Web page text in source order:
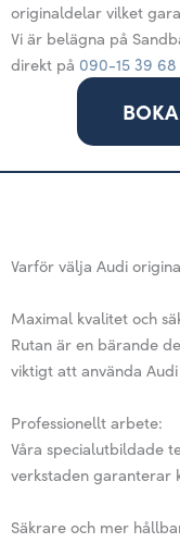
originaldelar vilket
Vi är belägna på
direkt på 090-15 39 68
Varför välja Audi
Maximal kvalitet och
Rutan är en bärande
viktigt att använda
Professionellt arbete:
Våra specialutbildade
verkstaden garanterar
Säkrare och mer